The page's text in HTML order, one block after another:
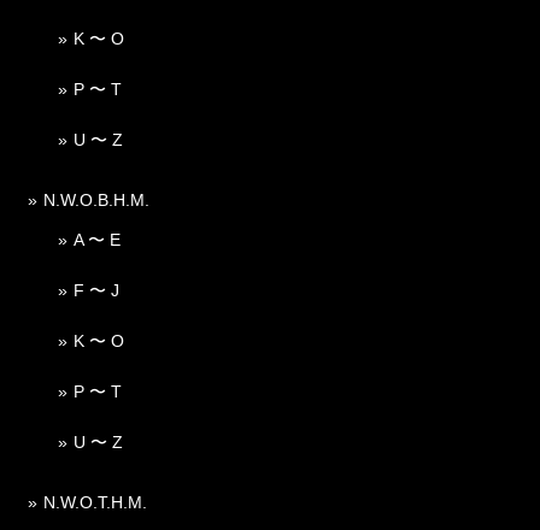
K 〜 O
P 〜 T
U 〜 Z
N.W.O.B.H.M.
A 〜 E
F 〜 J
K 〜 O
P 〜 T
U 〜 Z
N.W.O.T.H.M.